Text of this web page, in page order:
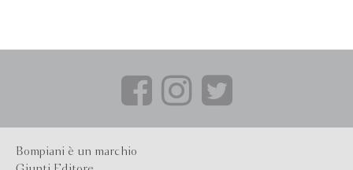
Bompiani è un marchio